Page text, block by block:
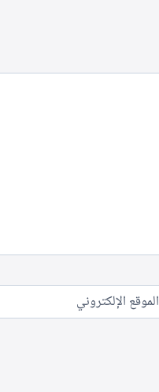
الموقع الإلكتروني